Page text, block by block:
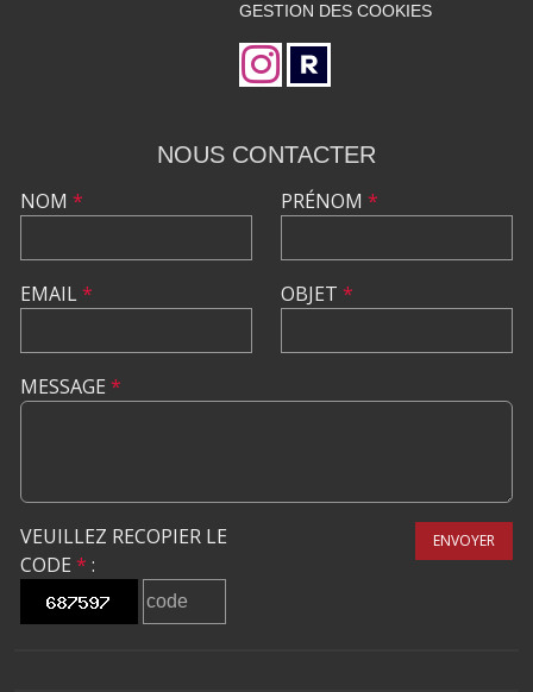
GESTION DES COOKIES
NOUS CONTACTER
NOM *
EMAIL*
PRÉNOM *
OBJET *
MESSAGE *
VEUILLEZ RECOPIER LE
CODE * :
ENVOYER